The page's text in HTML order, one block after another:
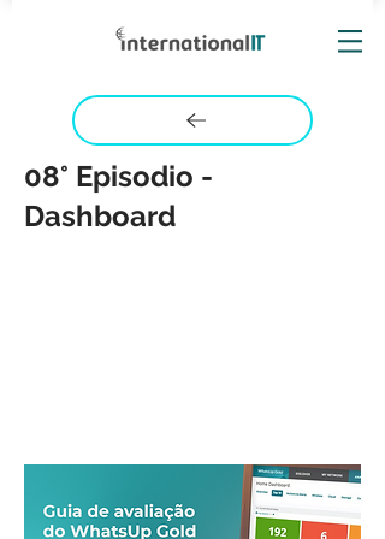
08° Episodio -
Dashboard